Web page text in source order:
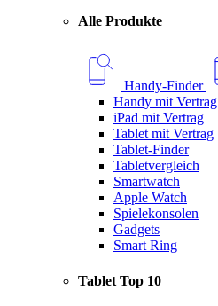
Alle Produkte
Handy-Finder
Handy mit Vertrag
iPad mit Vertrag
Tablet mit Vertrag
Tablet-Finder
Tabletvergleich
Smartwatch
Apple Watch
Spielekonsolen
Gadgets
Smart Ring
Tablet Top 10